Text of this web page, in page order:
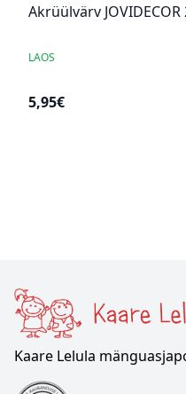
Akrüülvärv
LAOS
5,95€
Kaare Lelula